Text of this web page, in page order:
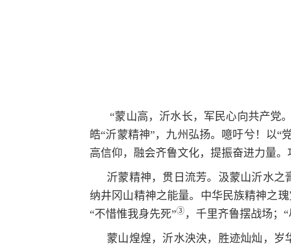
“蒙山高，沂水长，军民心向共产
皓“沂蒙精神”，九州弘扬。噫吁兮！以
高信仰，融会齐鲁文化，提振奋进力量
沂蒙精神，贯日流芳。汲蒙山沂水之
纳井冈山精神之能量。中华民族精神之
“不惜惟我身先死”③ ，千里齐鲁摆战场；
蒙山煌煌，沂水泱泱，胜迹灿灿，